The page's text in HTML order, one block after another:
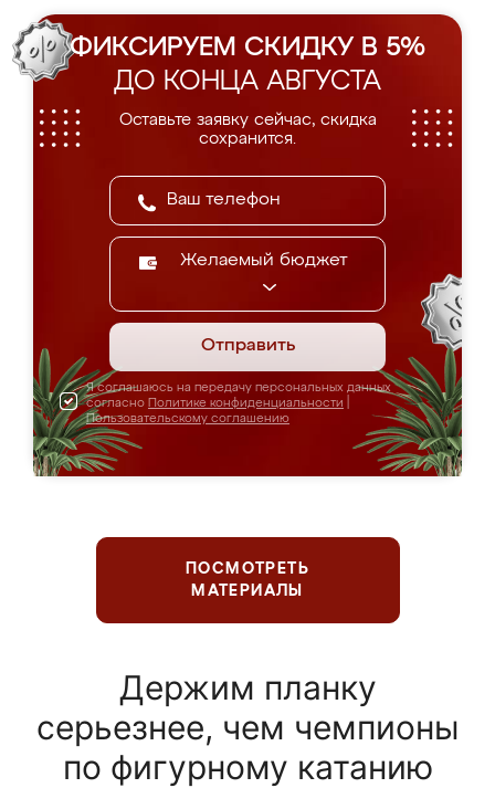
ФИКСИРУЕМ СКИДКУ В 5%
ДО КОНЦА АВГУСТА
Оставьте заявку сейчас, скидка
сохранится.
Желаемый бюджет
Отправить
Я соглашаюсь на передачу персональных данных
согласно Политике конфиденциальности
Пользовательскому соглашению
ПОСМОТРЕТЬ
МАТЕРИАЛЫ
Держим планку
серьезнее, чем чемпионы
по фигурному катанию